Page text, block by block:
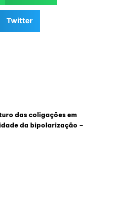
Twitter
das coligações em
da bipolarização –